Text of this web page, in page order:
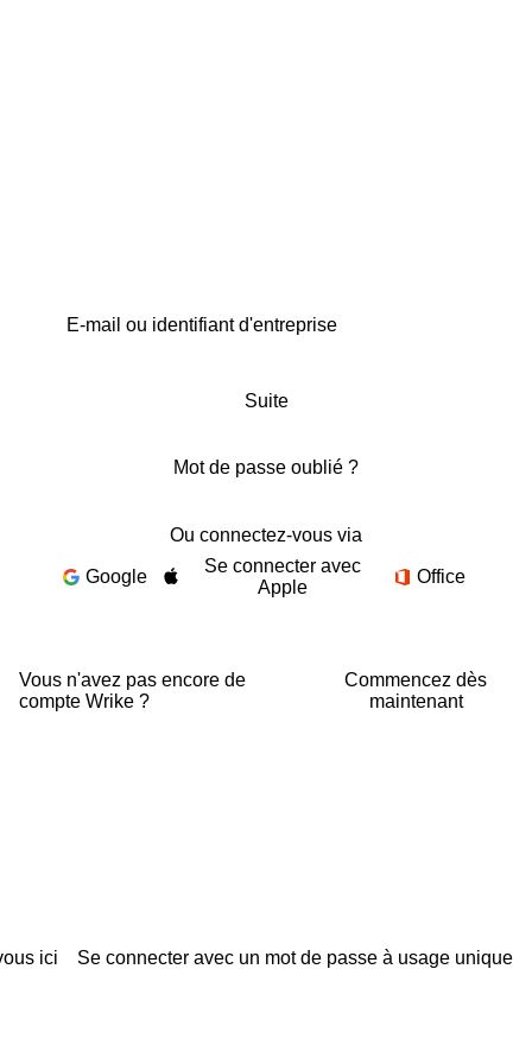
Suite
Mot de passe oublié ?
Ou connectez-vous via
Google
Se connecter avec
Apple
Office
Vous n'avez pas encore de
compte Wrike ?
Commencez dès
maintenant
ici Se connecter avec un mot de passe à usage unique